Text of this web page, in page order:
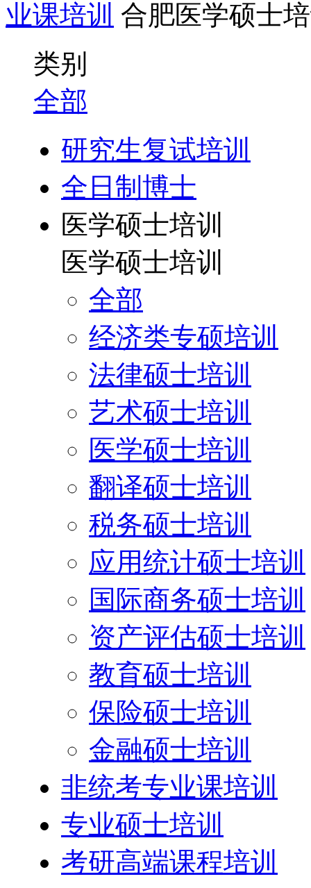
业课培训 合肥医学硕士
类别
全部
研究生复试培训
全日制博士
医学硕士培训
医学硕士培训
全部
经济类专硕培训
法律硕士培训
艺术硕士培训
医学硕士培训
翻译硕士培训
税务硕士培训
应用统计硕士培训
国际商务硕士培训
资产评估硕士培训
教育硕士培训
保险硕士培训
金融硕士培训
非统考专业课培训
专业硕士培训
考研高端课程培训